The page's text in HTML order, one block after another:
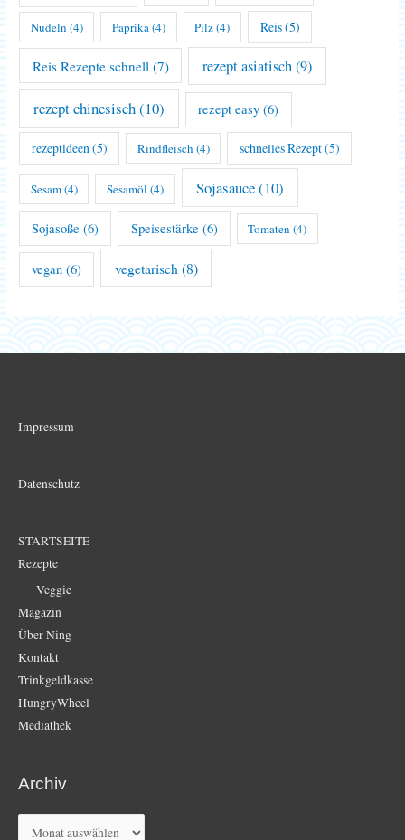
Nudeln (4) Paprika(4) Pilz(4) Reis(5)
Reis Rezepte schnell (7) rezept asiatisch(9)
rezept chinesisch(10) rezept easy (6)
rezeptideen (5) Rindfleisch (4) schnelles Rezept(5)
Sesam(4) Sesamöl (4) Sojasauce(10)
Sojasoße (6) Speisestärke (6) Tomaten (4)
vegan (6) vegetarisch (8)
Impressum
Datenschutz
STARTSEITE
Rezepte
Veggie
Magazin
Über Ning
Kontakt
Trinkgeldkasse
HungryWheel
Mediathek
Archiv